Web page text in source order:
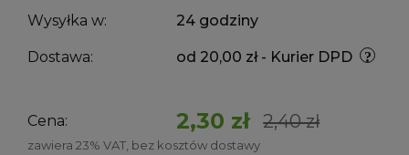
Wysyłka w: 24 godziny
Dostawa: od 20,00 zł - Kurier DPD
Cena: 2,30 zł 2,40 zł
zawiera 23% VAT, bez kosztów dostawy